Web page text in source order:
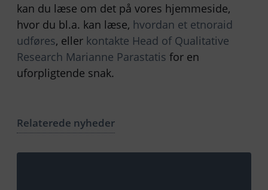
kan du læse om det på vores hjemmeside,
hvor du bl.a. kan læse, hvordan et etnoraid
udføres, eller kontakte Head of Qualitative
Research Marianne Parastatis for en
uforpligtende snak.
Relaterede nyheder